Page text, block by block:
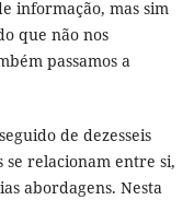
informação, mas sim
que não nos
passamos a
de dezesseis
se relacionam entre si,
abordagens. Nesta